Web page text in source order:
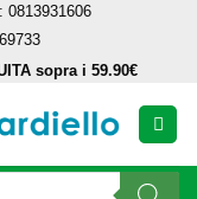
: 0813931606
sopra i 59.90€